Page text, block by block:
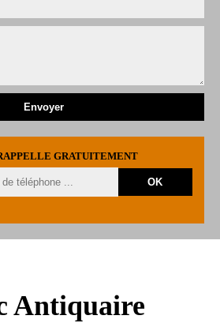
GRATUITEMENT
Antiquaire